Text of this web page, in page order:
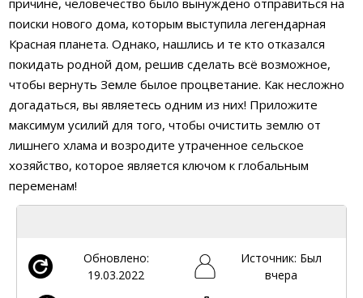
причине, человечество было вынуждено отправиться на
поиски нового дома, которым выступила легендарная
Красная планета. Однако, нашлись и те кто отказался
покидать родной дом, решив сделать всё возможное,
чтобы вернуть Земле былое процветание. Как несложно
догадаться, вы являетесь одним из них! Приложите
максимум усилий для того, чтобы очистить землю от
лишнего хлама и возродите утраченное сельское
хозяйство, которое является ключом к глобальным
переменам!
Обновлено:
19.03.2022
Источник: Был
вчера